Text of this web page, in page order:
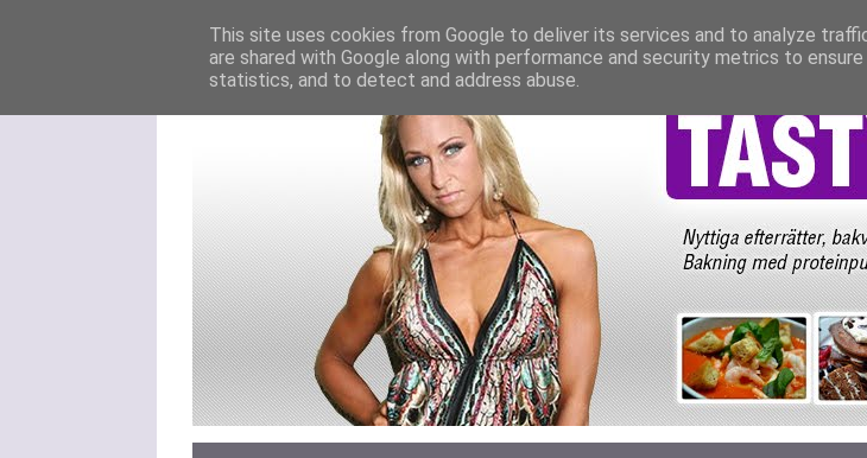
This site uses cookies from Google to deliver its services and to analyze
are shared with Google along with performance and security metrics to
statistics, and to detect and address abuse.